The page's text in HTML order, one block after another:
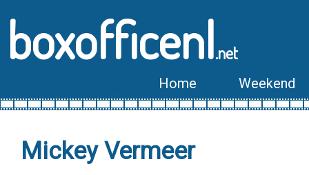
boxofficenl.net
Home Weekend
Mickey Vermeer